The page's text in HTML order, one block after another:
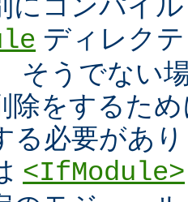
ディレク
そうでない
除をするた
る必要があ
<IfModule>